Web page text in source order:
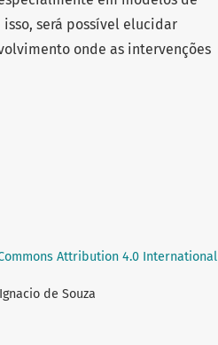
isso, será possível elucidar
onde as intervenções
Attribution 4.0 International
de Souza